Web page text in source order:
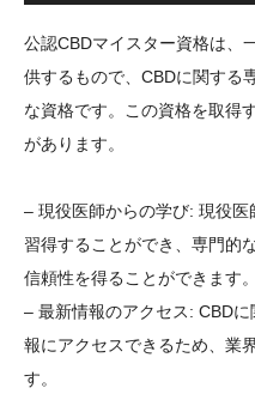
公認CBDマイスター資格は、
供するもので、CBDに関する
な資格です。この資格を取得
があります。
– 現役医師からの学び: 現役
習得することができ、専門的
信頼性を得ることができます。
– 最新情報のアクセス: CBD
報にアクセスできるため、業
す。